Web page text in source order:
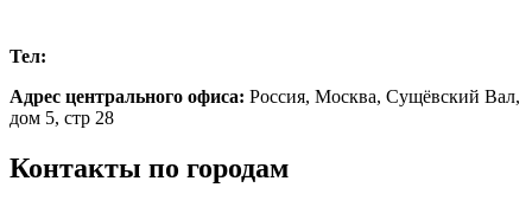
Тел:
Адрес центрального офиса: Россия, Москва, Сущёвский Вал,
дом 5, стр 28
Контакты по городам